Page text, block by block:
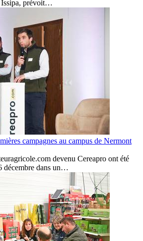
Issipa, prévoit…
campagnes au campus de Nermont
devenu Cereapro ont été
décembre dans un…